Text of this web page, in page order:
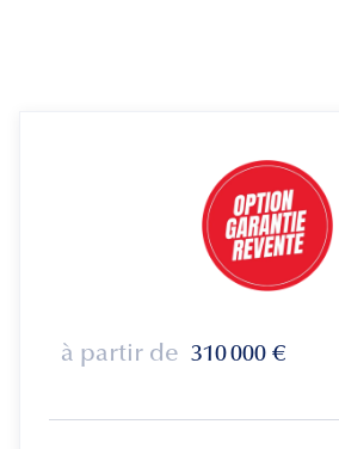
à partir de 310 000 €